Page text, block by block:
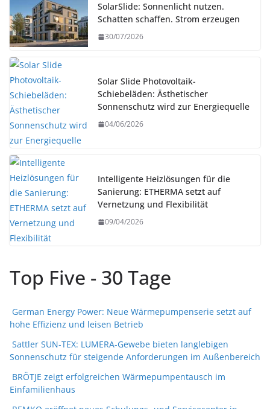
SolarSlide: Sonnenlicht nutzen.
Schatten schaffen. Strom erzeugen
30/07/2026
Solar Slide Photovoltaik-
Schiebeläden: Ästhetischer
Sonnenschutz wird zur Energiequelle
04/06/2026
Intelligente Heizlösungen für die
Sanierung: ETHERMA setzt auf
Vernetzung und Flexibilität
09/04/2026
Top Five - 30 Tage
German Energy Power: Neue Wärmepumpenserie setzt auf
hohe Effizienz und leisen Betrieb
Sattler SUN-TEX: LUMERA-Gewebe bieten langlebigen
Sonnenschutz für steigende Anforderungen im Außenbereich
BRÖTJE zeigt erfolgreichen Wärmepumpentausch im
Einfamilienhaus